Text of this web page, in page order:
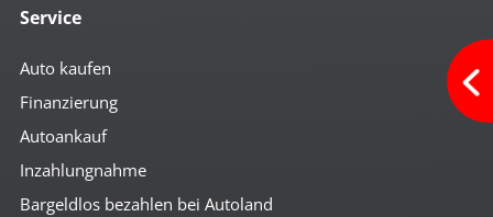
Service
Auto kaufen
Finanzierung
Autoankauf
Inzahlungnahme
Bargeldlos bezahlen bei Autoland